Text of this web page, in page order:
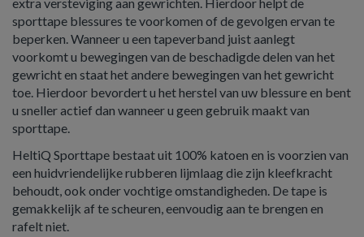
sporttape blessures te voorkomen of de gevolgen ervan te
beperken. Wanneer u een tapeverband juist aanlegt
voorkomt u bewegingen van de beschadigde delen van het
gewricht en staat het andere bewegingen van het gewricht
toe. Hierdoor bevordert u het herstel van uw blessure en bent
u sneller actief dan wanneer u geen gebruik maakt van
sporttape.
HeltiQ Sporttape bestaat uit 100% katoen en is voorzien van
een huidvriendelijke rubberen lijmlaag die zijn kleefkracht
behoudt, ook onder vochtige omstandigheden. De tape is
gemakkelijk af te scheuren, eenvoudig aan te brengen en
rafelt niet.